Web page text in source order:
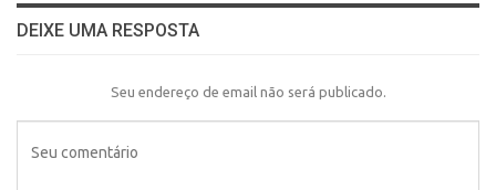
DEIXE UMA RESPOSTA
Seu endereço de email não será publicado.